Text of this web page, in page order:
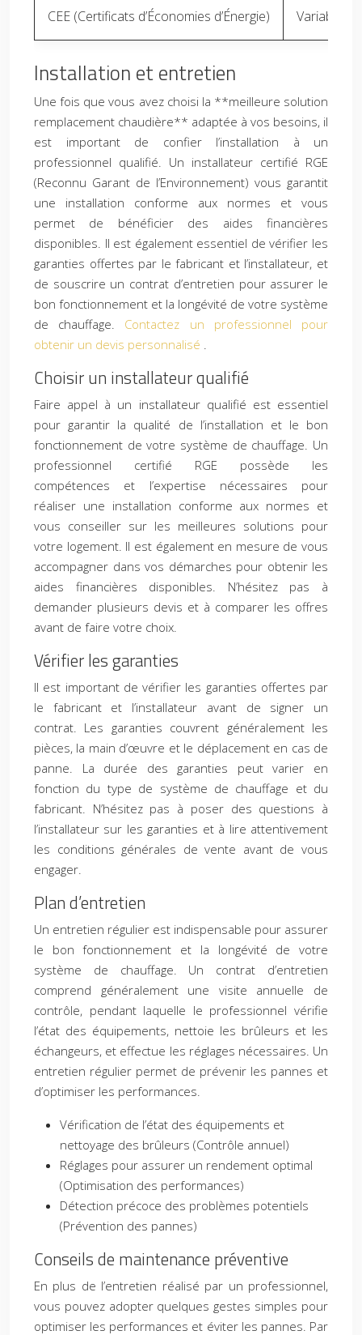
CEE (Certificats d’Économies d’Énergie) Variable
Installation et entretien
Une fois que vous avez choisi la **meilleure solution
remplacement chaudière** adaptée à vos besoins, il
est important de confier l’installation à un
professionnel qualifié. Un installateur certifié RGE
(Reconnu Garant de l’Environnement) vous garantit
une installation conforme aux normes et vous
permet de bénéficier des aides financières
disponibles. Il est également essentiel de vérifier les
garanties offertes par le fabricant et l’installateur, et
de souscrire un contrat d’entretien pour assurer le
bon fonctionnement et la longévité de votre système
de chauffage. Contactez un professionnel pour
obtenir un devis personnalisé .
Choisir un installateur qualifié
Faire appel à un installateur qualifié est essentiel
pour garantir la qualité de l’installation et le bon
fonctionnement de votre système de chauffage. Un
professionnel certifié RGE possède les
compétences et l’expertise nécessaires pour
réaliser une installation conforme aux normes et
vous conseiller sur les meilleures solutions pour
votre logement. Il est également en mesure de vous
accompagner dans vos démarches pour obtenir les
aides financières disponibles. N’hésitez pas à
demander plusieurs devis et à comparer les offres
avant de faire votre choix.
Vérifier les garanties
Il est important de vérifier les garanties offertes par
le fabricant et l’installateur avant de signer un
contrat. Les garanties couvrent généralement les
pièces, la main d’œuvre et le déplacement en cas de
panne. La durée des garanties peut varier en
fonction du type de système de chauffage et du
fabricant. N’hésitez pas à poser des questions à
l’installateur sur les garanties et à lire attentivement
les conditions générales de vente avant de vous
engager.
Plan d’entretien
Un entretien régulier est indispensable pour assurer
le bon fonctionnement et la longévité de votre
système de chauffage. Un contrat d’entretien
comprend généralement une visite annuelle de
contrôle, pendant laquelle le professionnel vérifie
l’état des équipements, nettoie les brûleurs et les
échangeurs, et effectue les réglages nécessaires. Un
entretien régulier permet de prévenir les pannes et
d’optimiser les performances.
Vérification de l’état des équipements et
nettoyage des brûleurs (Contrôle annuel)
Réglages pour assurer un rendement optimal
(Optimisation des performances)
Détection précoce des problèmes potentiels
(Prévention des pannes)
Conseils de maintenance préventive
En plus de l’entretien réalisé par un professionnel,
vous pouvez adopter quelques gestes simples pour
optimiser les performances et éviter les pannes. Par